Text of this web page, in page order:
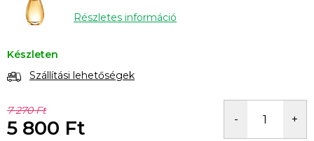
Részletes információ
Készleten
Szállítási lehetőségek
7 270 Ft
5 800 Ft